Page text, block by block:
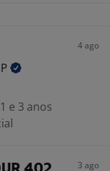
4 ago
e 3 anos
3 ago